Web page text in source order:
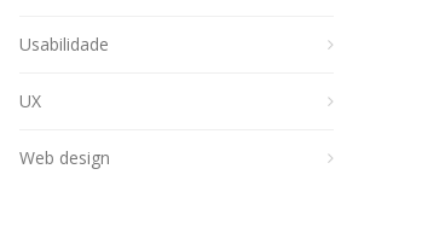
Usabilidade
UX
Web design